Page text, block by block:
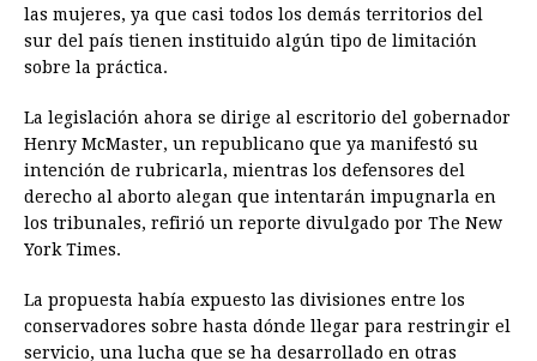
las mujeres, ya que casi todos los demás territorios del
sur del país tienen instituido algún tipo de limitación
sobre la práctica.
La legislación ahora se dirige al escritorio del gobernador
Henry McMaster, un republicano que ya manifestó su
intención de rubricarla, mientras los defensores del
derecho al aborto alegan que intentarán impugnarla en
los tribunales, refirió un reporte divulgado por The New
York Times.
La propuesta había expuesto las divisiones entre los
conservadores sobre hasta dónde llegar para restringir el
servicio, una lucha que se ha desarrollado en otras